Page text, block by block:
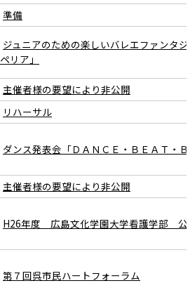
準備
ジュニアのための楽しいバレエファンタ
ペリア」
主催者様の要望により非公開
リハーサル
ダンス発表会「ＤＡＮＣＥ・ＢＥＡＴ・
主催者様の要望により非公開
H26年度 広島文化学園大学看護学部 公
第７回呉市民ハートフォーラム